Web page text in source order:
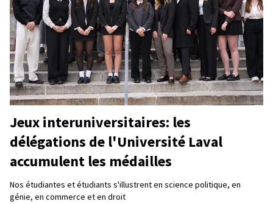
Jeux interuniversitaires: les
délégations de l'Université Laval
accumulent les médailles
Nos étudiantes et étudiants s'illustrent en science politique, en
génie, en commerce et en droit